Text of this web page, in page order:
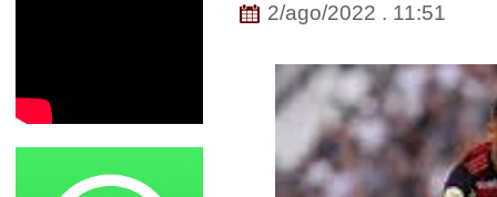
2/ago/2022 . 11:51